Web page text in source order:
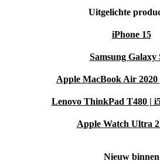
Uitgelichte
iPhone 15
Samsung Galaxy
Apple MacBook Air 2020
Lenovo ThinkPad T480 |
Apple Watch Ultra 2
Nieuw binnen